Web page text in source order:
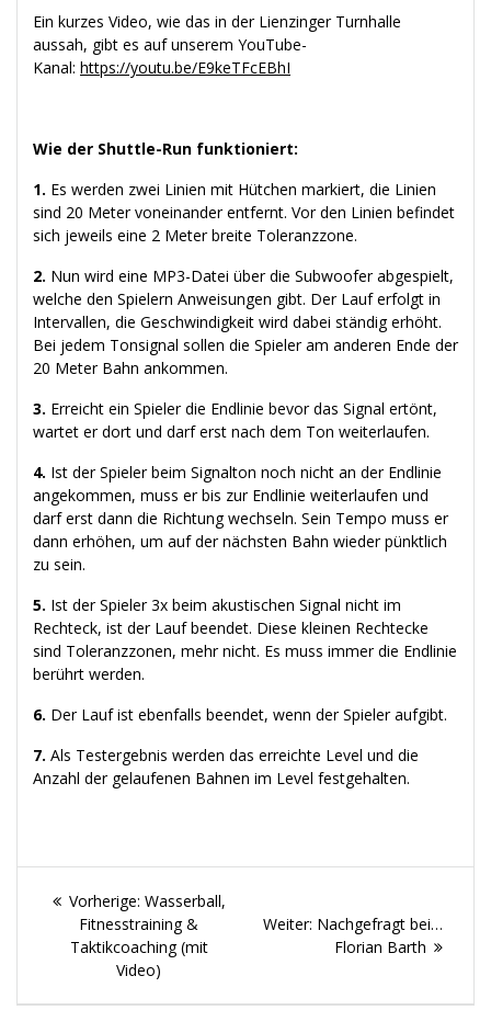
Ein kurzes Video, wie das in der Lienzinger Turnhalle
aussah, gibt es auf unserem YouTube-
Kanal: https://youtu.be/E9keTFcEBhI
Wie der Shuttle-Run funktioniert:
1. Es werden zwei Linien mit Hütchen markiert, die Linien
sind 20 Meter voneinander entfernt. Vor den Linien befindet
sich jeweils eine 2 Meter breite Toleranzzone.
2. Nun wird eine MP3-Datei über die Subwoofer abgespielt,
welche den Spielern Anweisungen gibt. Der Lauf erfolgt in
Intervallen, die Geschwindigkeit wird dabei ständig erhöht.
Bei jedem Tonsignal sollen die Spieler am anderen Ende der
20 Meter Bahn ankommen.
3. Erreicht ein Spieler die Endlinie bevor das Signal ertönt,
wartet er dort und darf erst nach dem Ton weiterlaufen.
4. Ist der Spieler beim Signalton noch nicht an der Endlinie
angekommen, muss er bis zur Endlinie weiterlaufen und
darf erst dann die Richtung wechseln. Sein Tempo muss er
dann erhöhen, um auf der nächsten Bahn wieder pünktlich
zu sein.
5. Ist der Spieler 3x beim akustischen Signal nicht im
Rechteck, ist der Lauf beendet. Diese kleinen Rechtecke
sind Toleranzzonen, mehr nicht. Es muss immer die Endlinie
berührt werden.
6. Der Lauf ist ebenfalls beendet, wenn der Spieler aufgibt.
7. Als Testergebnis werden das erreichte Level und die
Anzahl der gelaufenen Bahnen im Level festgehalten.
Beitragsnavigation
Vorherige: Vorheriger
Beitrag:
Wasserball,
Fitnesstraining &
Taktikcoaching (mit
Video)
Weiter: Nächster
Beitrag:
Nachgefragt bei…
Florian Barth